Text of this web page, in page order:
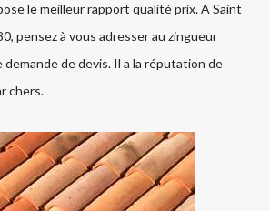
le meilleur rapport qualité prix. A Saint
pensez à vous adresser au zingueur
demande de devis. Il a la réputation de
chers.